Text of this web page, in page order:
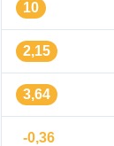
10
2,15
3,64
-0,36